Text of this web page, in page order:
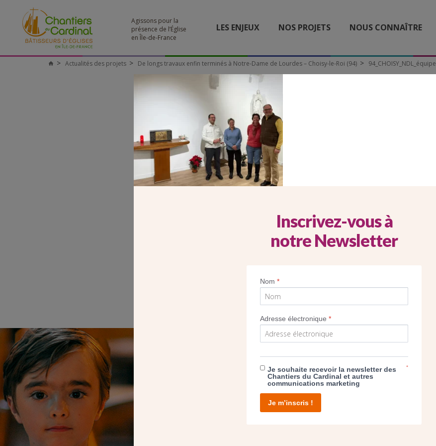
Agissons pour la
présence de l’Église
en Île-de-France
LES ENJEUX NOS PROJETS NOUS CONNAÎTRE
Chantiers
Actualités des projets De longs travaux enfin terminés à Notre-Dame de Lourdes – Choisy-le-Roi (94) 94_CHOISY_NDL_équipe
94_CHOISY_NDL_ÉQUIPE
NOUS PERMET D’AGIR
Inscrivez-vous à
notre Newsletter
Nom*
Adresse électronique*
Je souhaite recevoir la newsletter des
Chantiers du Cardinal et autres
communications marketing
*
Je m’inscris !